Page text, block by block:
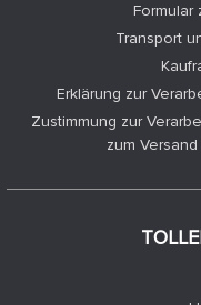
Formular
Transport
Erklärung zur
Zustimmung zur
zum